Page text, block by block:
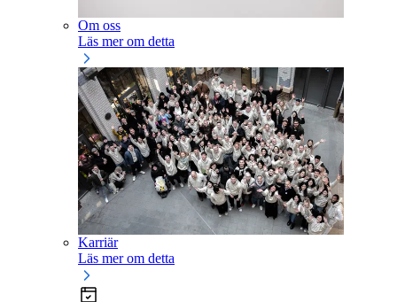
Om oss
Läs mer om detta
Karriär
Läs mer om detta